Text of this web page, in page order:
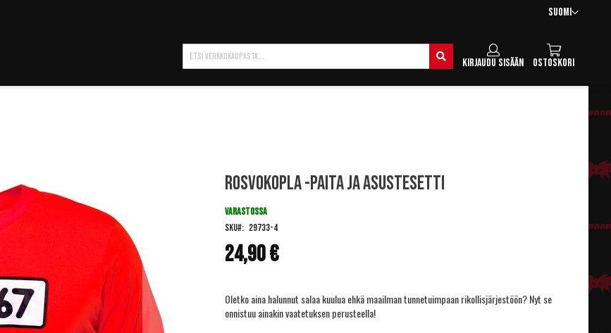
Kieli
Suomi
Ostoskori
Kirjaudu sisään
Hae
Rosvokopla -paita ja asustesetti
24,90 €
VARASTOSSA
SKU
29733-4
Oletko aina halunnut salaa kuulua ehkä maailman tunnetuimpaan rikollisjärjestöön? Nyt se
onnistuu ainakin vaatetuksen perusteella!